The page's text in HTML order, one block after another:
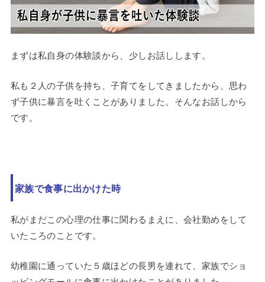
まずは私自身の体験談から、少しお話しします。
私も２人の子供を持ち、子育てをしてきましたから、思わ
ず子供に暴言を吐くことがありました。そんなお話しから
です。
家族で食事に出かけた時
私がまだこの心理の仕事に関わるまえに、会社勤めをして
いたころのことです。
幼稚園に通っていた５歳ほどの長男を連れて、家族でショ